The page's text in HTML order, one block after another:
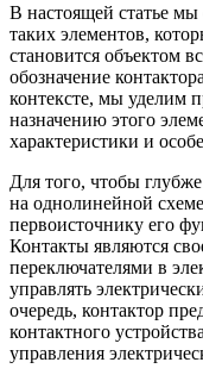
В настоящей статье мы
таких элементов,
становится объектом
обозначение
контексте, мы уделим
назначению этого
характеристики и
Для того, чтобы
на однолинейной
первоисточнику его
Контакты являются
переключателями в
управлять
очередь, контактор
контактного
управления